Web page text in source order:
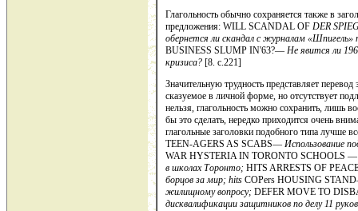
Глагольность обычно сохраняется также в
предложения: WILL SCANDAL OF DER
обернется ли скандал с журналам «Шпигель»
BUSINESS SLUMP IN'63?— Не явится ли
кризиса? [8. c.221]
Значительную трудность представляет
сказуемое в личной форме, но отсутствует
нельзя, глагольность можно сохранить, лишь
бы это сделать, нередко приходится очень
глагольные заголовки по­добного типа лучше
TEEN-AGERS AS SCABS— Использование
WAR HYSTE­RIA IN TORONTO SCHOOLS
в школах Торонто; HITS ARRESTS OF
борцов за миp; hits COPers HOUSING
жилищному вопросу; DEFER MOVE TO
дисквалификации защит­ников по делу 11